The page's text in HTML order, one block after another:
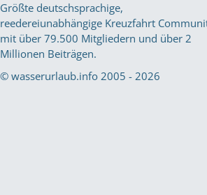
Größte deutschsprachige,
reedereiunabhängige Kreuzfahrt
mit über 79.500 Mitgliedern und über 2
Millionen Beiträgen.
© wasserurlaub.info 2005 - 2026